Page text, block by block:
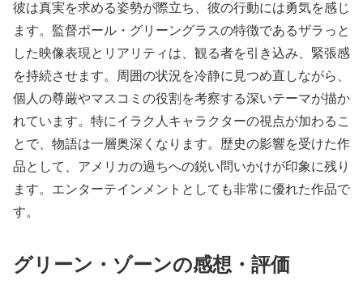
彼は真実を求める姿勢が際立ち、彼の行動には勇気を感じ
ます。監督ポール・グリーングラスの特徴であるザラっと
した映像表現とリアリティは、観る者を引き込み、緊張感
を持続させます。周囲の状況を冷静に見つめ直しながら、
個人の尊厳やマスコミの役割を考察する深いテーマが描か
れています。特にイラク人キャラクターの視点が加わるこ
とで、物語は一層奥深くなります。歴史の影響を受けた作
品として、アメリカの過ちへの鋭い問いかけが印象に残り
ます。エンターテインメントとしても非常に優れた作品で
す。
グリーン・ゾーンの感想・評価